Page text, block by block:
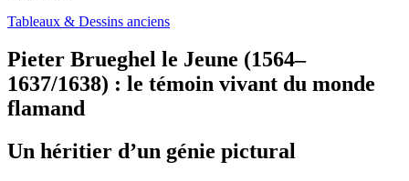
Tableaux & Dessins anciens
Pieter Brueghel le Jeune (1564–
1637/1638) : le témoin vivant du monde
flamand
Un héritier d’un génie pictural